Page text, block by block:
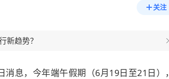
关注
新趋势？
息，今年端午假期（6月19日至21日），